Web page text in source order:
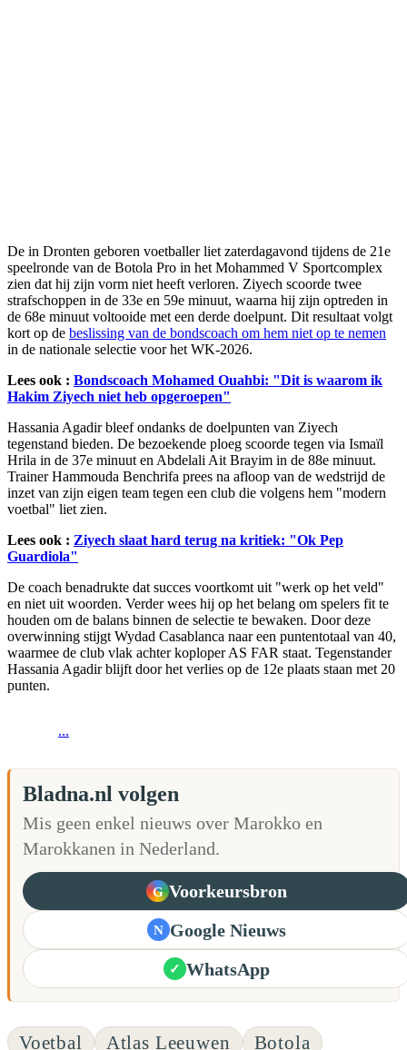
De in Dronten geboren voetballer liet zaterdagavond tijdens de 21e
speelronde van de Botola Pro in het Mohammed V Sportcomplex
zien dat hij zijn vorm niet heeft verloren. Ziyech scoorde twee
strafschoppen in de 33e en 59e minuut, waarna hij zijn optreden in
de 68e minuut voltooide met een derde doelpunt. Dit resultaat volgt
kort op de beslissing van de bondscoach om hem niet op te nemen
in de nationale selectie voor het WK-2026.
Lees ook : Bondscoach Mohamed Ouahbi: "Dit is waarom ik
Hakim Ziyech niet heb opgeroepen"
Hassania Agadir bleef ondanks de doelpunten van Ziyech
tegenstand bieden. De bezoekende ploeg scoorde tegen via Ismaïl
Hrila in de 37e minuut en Abdelali Ait Brayim in de 88e minuut.
Trainer Hammouda Benchrifa prees na afloop van de wedstrijd de
inzet van zijn eigen team tegen een club die volgens hem "modern
voetbal" liet zien.
Lees ook : Ziyech slaat hard terug na kritiek: "Ok Pep
Guardiola"
De coach benadrukte dat succes voortkomt uit "werk op het veld"
en niet uit woorden. Verder wees hij op het belang om spelers fit te
houden om de balans binnen de selectie te bewaken. Door deze
overwinning stijgt Wydad Casablanca naar een puntentotaal van 40,
waarmee de club vlak achter koploper AS FAR staat. Tegenstander
Hassania Agadir blijft door het verlies op de 12e plaats staan met 20
punten.
...
Bladna.nl volgen
Mis geen enkel nieuws over Marokko en
Marokkanen in Nederland.
G Voorkeursbron
N Google Nieuws
✓ WhatsApp
Voetbal Atlas Leeuwen
Botola